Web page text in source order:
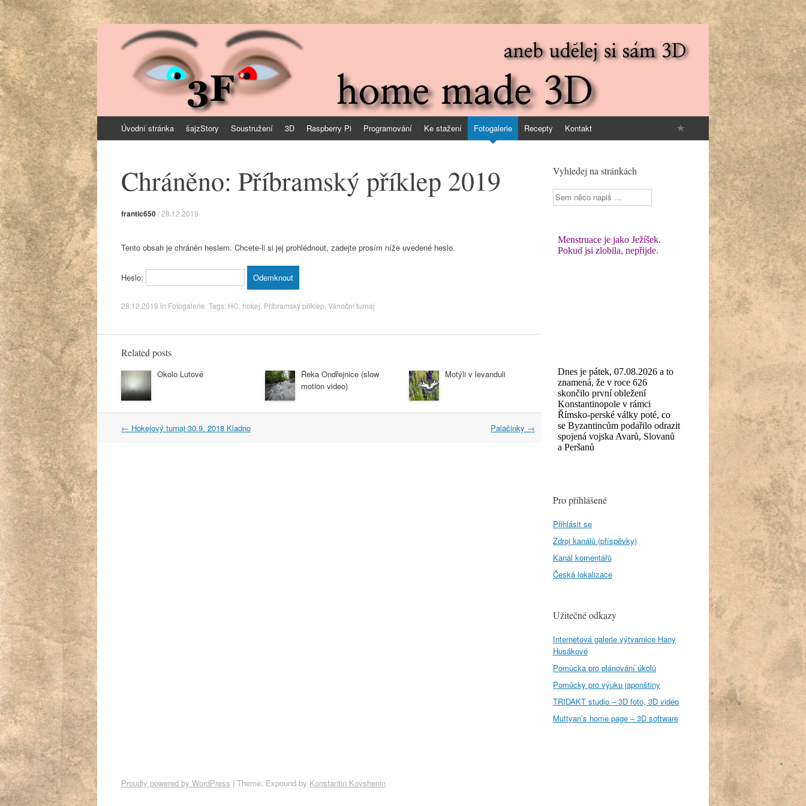
3F – home made 3d
aneb udělej si sám 3D
to
Úvodní stránka šajzStory Soustružení 3D Raspberry Pi Programování Ke stažení Fotogalerie Recepty Kontakt
Chráněno: Příbramský příklep 2019
frantic650/28.12.2019
Tento obsah je chráněn heslem. Chcete-li si jej prohlédnout, zadejte prosím níže uvedené heslo.
Heslo:
28.12.2019 in Fotogalerie . Tags: HC hokej Příbramský příklep Vánoční turnaj
Related posts
Okolo Lutové
Řeka Ondřejnice (slow
motion video)
Motýli v levanduli
Post
← Hokejový turnaj 30.9. 2018 Kladno Palačinky →
Vyhledej na stránkách
Sherlock
Holmes
Pro přihlášené
Přihlásit se
Zdroj kanálů (příspěvky)
Kanál komentářů
Česká lokalizace
Užitečné odkazy
Internetová galerie výtvarnice Hany
Husákové
Pomůcka pro plánování úkolů
Pomůcky pro výuku japonštiny
TRIDAKT studio – 3D foto, 3D video
Muttyan’s home page – 3D software
Proudly powered by WordPress | Theme: Expound by Konstantin Kovshenin